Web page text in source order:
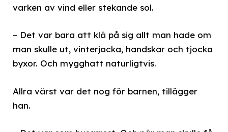
varken av vind eller stekande sol.
– Det var bara att klä på sig allt man hade om
man skulle ut, vinterjacka, handskar och tjocka
byxor. Och mygghatt naturligtvis.
Allra värst var det nog för barnen, tillägger
han.